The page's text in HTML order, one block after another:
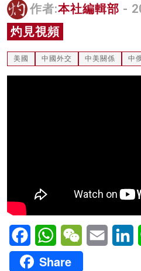
作者:本社編輯部 -
灼見視頻
美國 中國外交 中美關係 中
FacebookWhatsAppWeChatEmail
Share